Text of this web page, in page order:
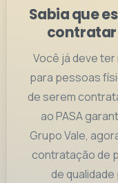
Sabia que
contratar
Você já deve
para pessoas
de serem
ao PASA
Grupo Vale,
contratação de
de